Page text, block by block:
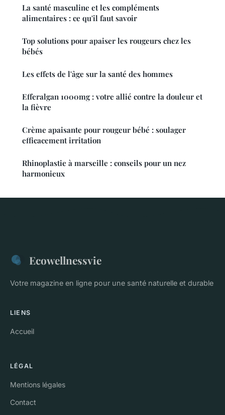
La santé masculine et les compléments
alimentaires : ce qu'il faut savoir
Top solutions pour apaiser les rougeurs chez les
bébés
Les effets de l'âge sur la santé des hommes
Efferalgan 1000mg : votre allié contre la douleur et
la fièvre
Crème apaisante pour rougeur bébé : soulager
efficacement irritation
Rhinoplastie à marseille : conseils pour un nez
harmonieux
Ecowellnessvie
Votre magazine en ligne pour une santé naturelle et durable
LIENS
Accueil
LÉGAL
Mentions légales
Contact